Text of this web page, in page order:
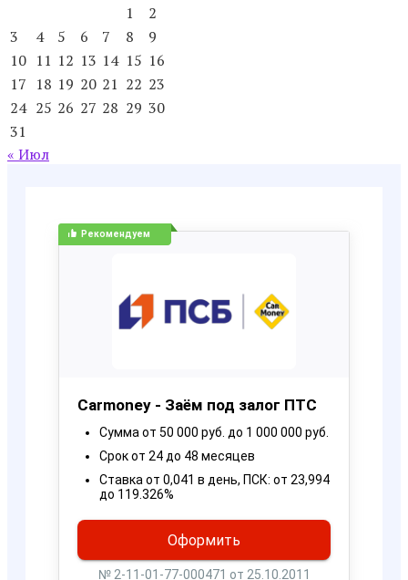
1
2
3
4 5 6 7 8
9
10 11 12 13 14 15 16
17 18 19 20 21 22 23
24 25 26 27 28 29 30
31
« Июл